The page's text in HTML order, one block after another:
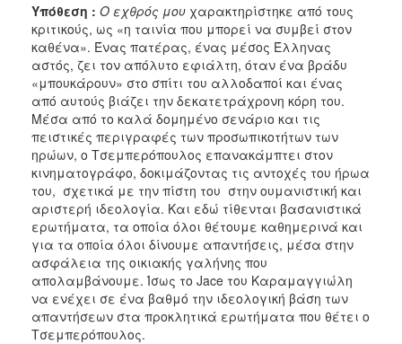
Υπόθεση : Ο εχθρός μου χαρακτηρίστηκε από τους
κριτικούς, ως «η ταινία που μπορεί να συμβεί στον
καθένα». Ένας πατέρας, ένας μέσος Έλληνας
αστός, ζει τον απόλυτο εφιάλτη, όταν ένα βράδυ
«μπουκάρουν» στο σπίτι του αλλοδαποί και ένας
από αυτούς βιάζει την δεκατετράχρονη κόρη του.
Μέσα από το καλά δομημένο σενάριο και τις
πειστικές περιγραφές των προσωπικοτήτων των
ηρώων, ο Τσεμπερόπουλος επανακάμπτει στον
κινηματογράφο, δοκιμάζοντας τις αντοχές του ήρωα
του, σχετικά με την πίστη του στην ουμανιστική και
αριστερή ιδεολογία. Και εδώ τίθενται βασανιστικά
ερωτήματα, τα οποία όλοι θέτουμε καθημερινά και
για τα οποία όλοι δίνουμε απαντήσεις, μέσα στην
ασφάλεια της οικιακής γαλήνης που
απολαμβάνουμε. Ίσως το Jace του Καραμαγγιώλη
να ενέχει σε ένα βαθμό την ιδεολογική βάση των
απαντήσεων στα προκλητικά ερωτήματα που θέτει ο
Τσεμπερόπουλος.